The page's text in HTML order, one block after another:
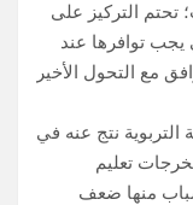
تحتم التركيز على
يجب توافرها عند
مع التحول الأخير
التربوية نتج عنه في
تعليم
منها ضعف